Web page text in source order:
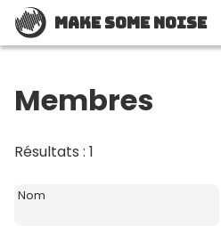
Make Some Noise
Membres
Résultats : 1
Nom